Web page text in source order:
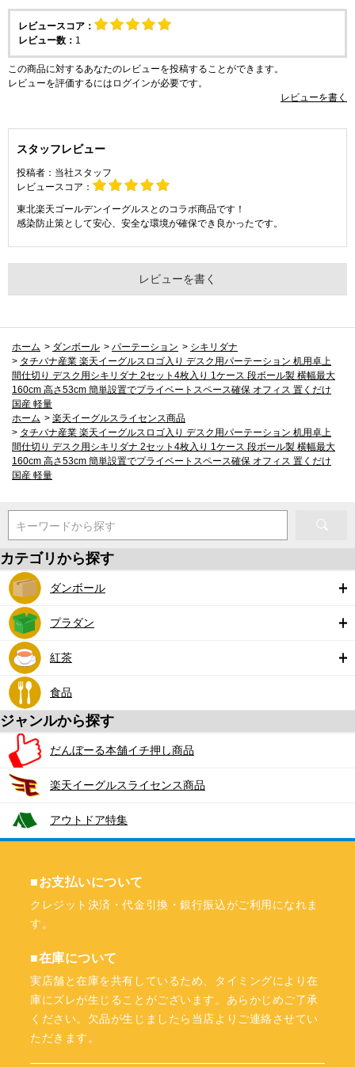
レビュースコア：
レビュー数： 1
この商品に対するあなたのレビューを投稿することができます。
レビューを評価するには ログインが必要です。
レビューを書く
スタッフレビュー
投稿者： 当社スタッフ
レビュースコア：
東北楽天ゴールデンイーグルスとのコラボ商品です！
感染防止策として安心、安全な環境が確保でき良かったです。
レビューを書く
ホーム > ダンボール > パーテーション > シキリダナ
> タチバナ産業 楽天イーグルスロゴ入り デスク用パーテーション 机用卓上
間仕切り デスク用シキリダナ 2セット4枚入り 1ケース 段ボール製 横幅最大
160cm 高さ53cm 簡単設置でプライベートスペース確保 オフィス 置くだけ
国産 軽量
ホーム > 楽天イーグルスライセンス商品
> タチバナ産業 楽天イーグルスロゴ入り デスク用パーテーション 机用卓上
間仕切り デスク用シキリダナ 2セット4枚入り 1ケース 段ボール製 横幅最大
160cm 高さ53cm 簡単設置でプライベートスペース確保 オフィス 置くだけ
国産 軽量
キーワードから探す
カテゴリから探す
ダンボール
プラダン
紅茶
食品
ジャンルから探す
だんぼーる本舗イチ押し商品
楽天イーグルスライセンス商品
アウトドア特集
■お支払いについて
クレジット決済・代金引換・銀行振込がご利用になれま
す。
■在庫について
実店舗と在庫を共有しているため、タイミングにより在
庫にズレが生じることがございます。あらかじめご了承
ください。欠品が生じましたら当店よりご連絡させてい
ただきます。